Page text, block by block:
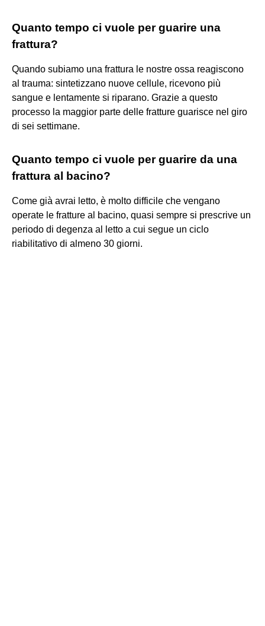
Quanto tempo ci vuole per guarire una
frattura?
Quando subiamo una frattura le nostre ossa reagiscono
al trauma: sintetizzano nuove cellule, ricevono più
sangue e lentamente si riparano. Grazie a questo
processo la maggior parte delle fratture guarisce nel giro
di sei settimane.
Quanto tempo ci vuole per guarire da una
frattura al bacino?
Come già avrai letto, è molto difficile che vengano
operate le fratture al bacino, quasi sempre si prescrive un
periodo di degenza al letto a cui segue un ciclo
riabilitativo di almeno 30 giorni.